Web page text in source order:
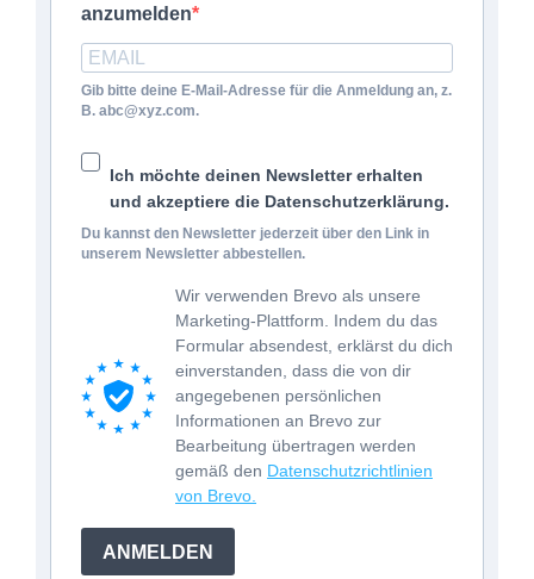
anzumelden
Gib bitte deine E-Mail-Adresse für die Anmeldung an, z.
B. abc@xyz.com.
Ich möchte deinen Newsletter erhalten
und akzeptiere die Datenschutzerklärung.
Du kannst den Newsletter jederzeit über den Link in
unserem Newsletter abbestellen.
Wir verwenden Brevo als unsere
Marketing-Plattform. Indem du das
Formular absendest, erklärst du dich
einverstanden, dass die von dir
angegebenen persönlichen
Informationen an Brevo zur
Bearbeitung übertragen werden
gemäß den Datenschutzrichtlinien
von Brevo.
ANMELDEN